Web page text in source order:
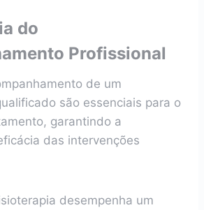
do
Profissional
de um
são essenciais para o
garantindo a
das intervenções
desempenha um